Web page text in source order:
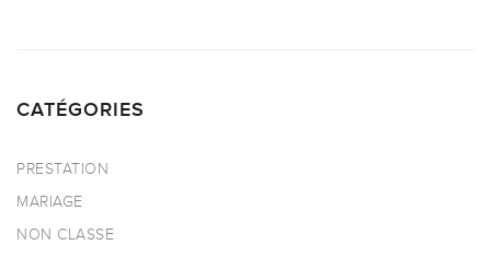
CATÉGORIES
PRESTATION
MARIAGE
NON CLASSE